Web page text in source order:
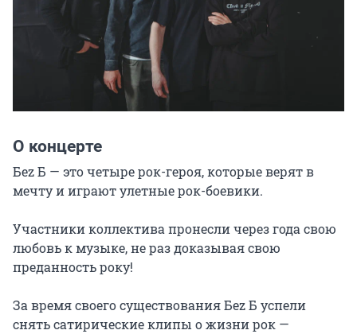
О концерте
Беz Б — это четыре рок-героя, которые верят в
мечту и играют улетные рок-боевики.
Участники коллектива пронесли через года свою
любовь к музыке, не раз доказывая свою
преданность року!
За время своего существования Беz Б успели
снять сатирические клипы о жизни рок —